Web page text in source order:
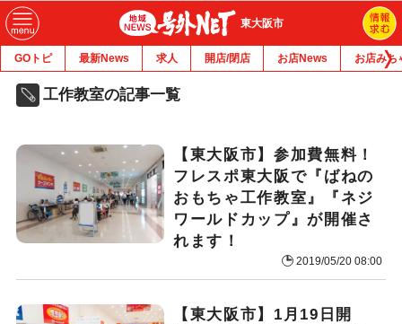
東大阪市
GOトピ 最新News 求人 開店/閉店 お店News お店みち
工作教室の記事一覧
【東大阪市】参加費無料！
フレスポ東大阪で『ばねの
おもちゃ工作教室』『ネジ
ワールドカップ』が開催さ
れます！
2019/05/20 08:00
【東大阪市】1月19日開